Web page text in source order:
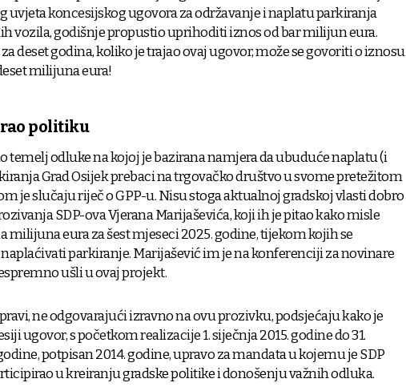
uvjeta koncesijskog ugovora za održavanje i naplatu parkiranja
vozila, godišnje propustio uprihoditi iznos od bar milijun eura.
za deset godina, koliko je trajao ovaj ugovor, može se govoriti o iznosu
milijuna eura!
politiku
temelj odluke na kojoj je bazirana namjera da ubuduće naplatu (i
Grad Osijek prebaci na trgovačko društvo u svome pretežitom
je slučaju riječ o GPP-u. Nisu stoga aktualnoj gradskoj vlasti dobro
SDP-ova Vjerana Marijaševića, koji ih je pitao kako misle
milijuna eura za šest mjeseci 2025. godine, tijekom kojih se
parkiranje. Marijašević im je na konferenciji za novinare
ušli u ovaj projekt.
ne odgovarajući izravno na ovu prozivku, podsjećaju kako je
ugovor, s početkom realizacije 1. siječnja 2015. godine do 31.
potpisan 2014. godine, upravo za mandata u kojemu je SDP
u kreiranju gradske politike i donošenju važnih odluka.